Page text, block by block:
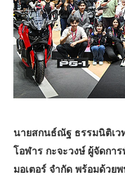
นายสกนธ์ณัฐ ธรรมนิติเว
โอฬาร กะจะวงษ์ ผู้จัดกา
มอเตอร์ จำกัด พร้อมด้วย